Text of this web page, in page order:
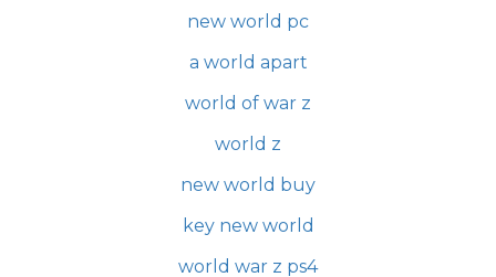
new world pc
a world apart
world of war z
world z
new world buy
key new world
world war z ps4